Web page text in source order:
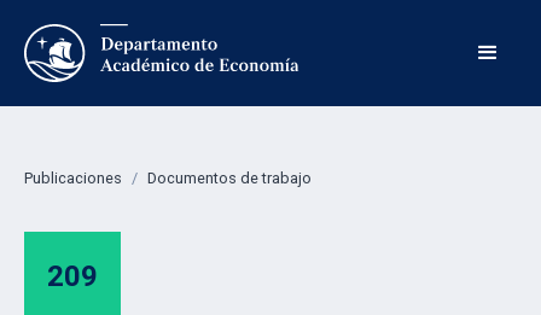
Publicaciones / Documentos de trabajo
209